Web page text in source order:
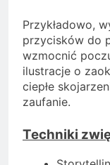
Przykładowo,
przycisków do
wzmocnić
ilustracje o
ciepłe
zaufanie.
Techniki